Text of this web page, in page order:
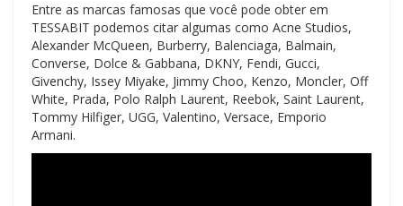
Entre as marcas famosas que você pode obter em
TESSABIT podemos citar algumas como Acne Studios,
Alexander McQueen, Burberry, Balenciaga, Balmain,
Converse, Dolce & Gabbana, DKNY, Fendi, Gucci,
Givenchy, Issey Miyake, Jimmy Choo, Kenzo, Moncler, Off
White, Prada, Polo Ralph Laurent, Reebok, Saint Laurent,
Tommy Hilfiger, UGG, Valentino, Versace, Emporio
Armani.